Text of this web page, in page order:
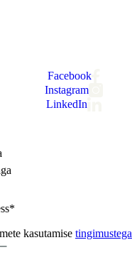
Facebook
Instagram
LinkedIn
kasutamise tingimustega